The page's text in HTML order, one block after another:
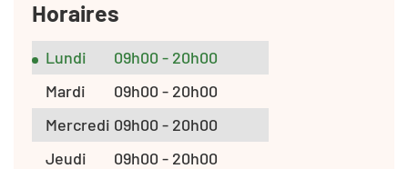
Horaires
Lundi
09h00 - 20h00
Mardi
09h00 - 20h00
Mercredi 09h00 - 20h00
Jeudi
09h00 - 20h00